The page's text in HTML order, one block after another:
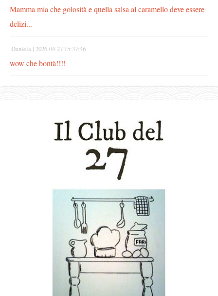
Mamma mia che golosità e quella salsa al caramello deve essere
delizi...
Daniela | 2026-04-27 15:37:46
wow che bontà!!!!